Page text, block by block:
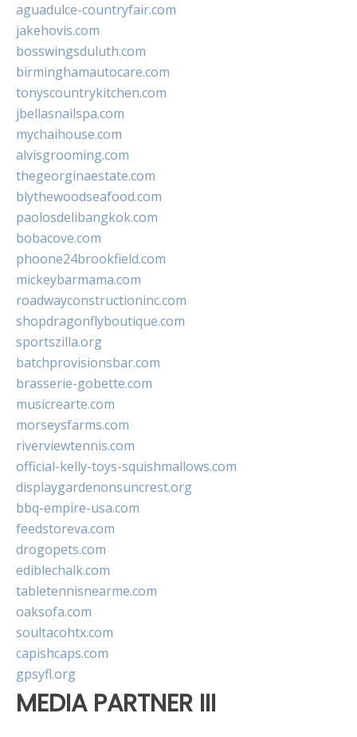
aguadulce-countryfair.com
jakehovis.com
bosswingsduluth.com
birminghamautocare.com
tonyscountrykitchen.com
jbellasnailspa.com
mychaihouse.com
alvisgrooming.com
thegeorginaestate.com
blythewoodseafood.com
paolosdelibangkok.com
bobacove.com
phoone24brookfield.com
mickeybarmama.com
roadwayconstructioninc.com
shopdragonflyboutique.com
sportszilla.org
batchprovisionsbar.com
brasserie-gobette.com
musicrearte.com
morseysfarms.com
riverviewtennis.com
official-kelly-toys-squishmallows.com
displaygardenonsuncrest.org
bbq-empire-usa.com
feedstoreva.com
drogopets.com
ediblechalk.com
tabletennisnearme.com
oaksofa.com
soultacohtx.com
capishcaps.com
gpsyfl.org
MEDIA PARTNER III